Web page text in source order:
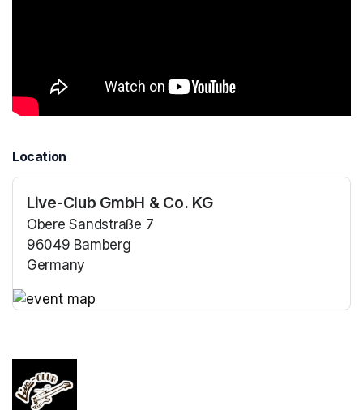
Location
Live-Club GmbH & Co. KG
Obere Sandstraße 7
96049 Bamberg
Germany